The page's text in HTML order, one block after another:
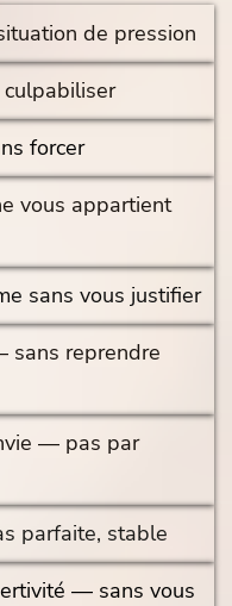
de pression
culpabiliser
forcer
vous appartient
sans vous justifier
sans reprendre
— pas par
parfaite, stable
— sans vous